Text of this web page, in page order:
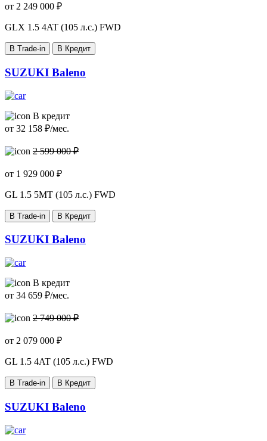
от 2 249 000 ₽
GLX 1.5 4AT (105 л.с.) FWD
В Trade-in В Кредит
SUZUKI Baleno
В кредит
от 32 158 ₽/мес.
2 599 000 ₽
от 1 929 000 ₽
GL 1.5 5MT (105 л.с.) FWD
В Trade-in В Кредит
SUZUKI Baleno
В кредит
от 34 659 ₽/мес.
2 749 000 ₽
от 2 079 000 ₽
GL 1.5 4AT (105 л.с.) FWD
В Trade-in В Кредит
SUZUKI Baleno